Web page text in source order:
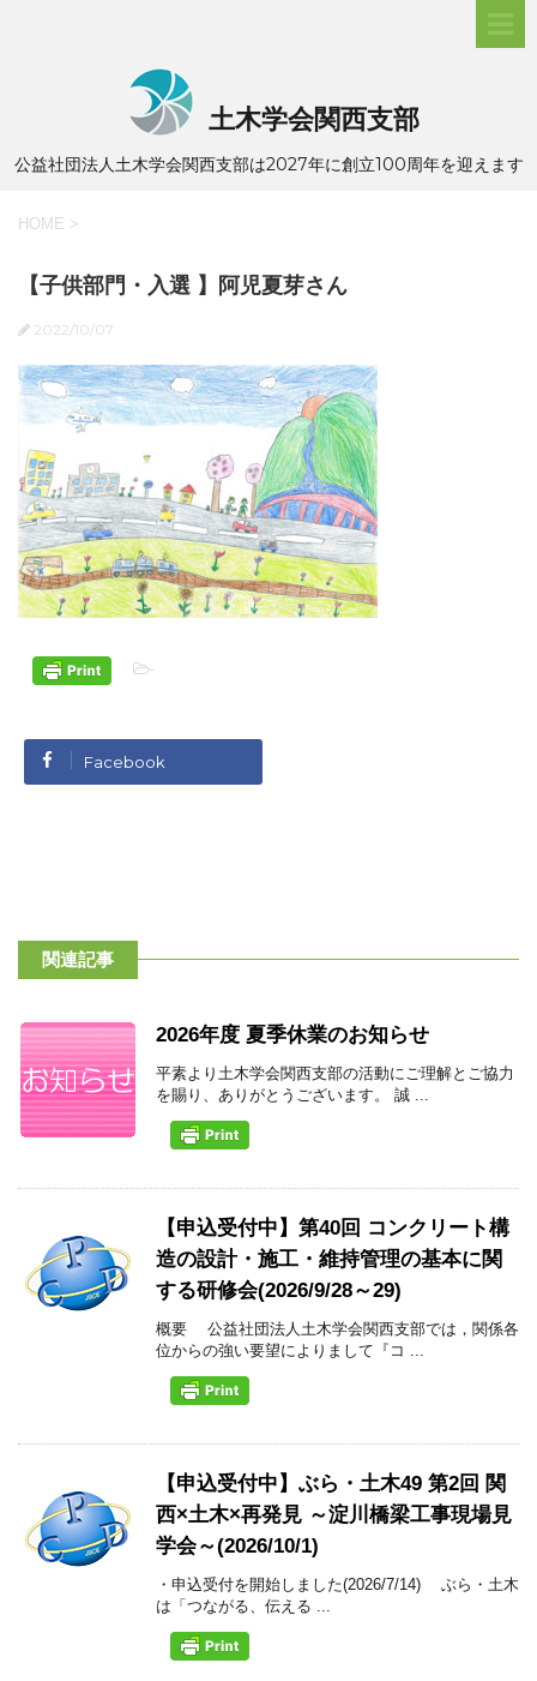
土木学会関西支部
公益社団法人土木学会関西支部は2027年に創立100周年を迎えます
HOME >
【子供部門・入選 】阿児夏芽さん
2022/10/07
-
Facebook
関連記事
2026年度 夏季休業のお知らせ
平素より土木学会関西支部の活動にご理解とご協力
を賜り、ありがとうございます。 誠 ...
【申込受付中】第40回 コンクリート構
造の設計・施工・維持管理の基本に関
する研修会(2026/9/28～29)
概要 公益社団法人土木学会関西支部では，関係各
位からの強い要望によりまして『コ ...
【申込受付中】ぶら・土木49 第2回 関
西×土木×再発見 ～淀川橋梁工事現場見
学会～(2026/10/1)
・申込受付を開始しました(2026/7/14) ぶら・土木
は「つながる、伝える ...